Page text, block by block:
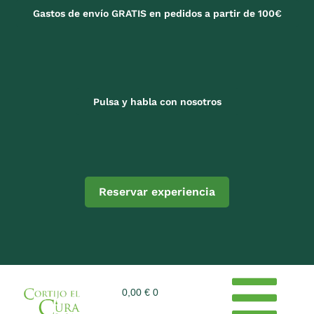
Gastos de envío GRATIS en pedidos a partir de 100€
Pulsa y habla con nosotros
Reservar experiencia
0,00€ 0